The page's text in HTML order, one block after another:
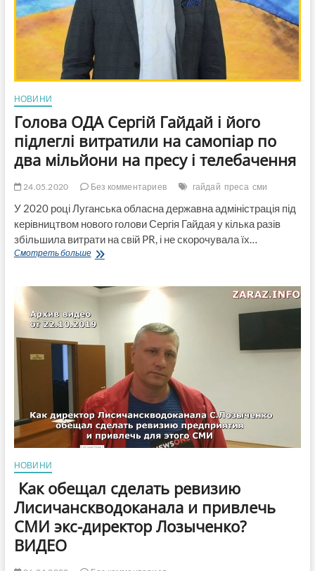
Черниговской
обладминистрации
НОВИНИ
Голова ОДА Сергій Гайдай і його
підлеглі витратили на самопіар по
два мільйони на пресу і телебачення
24.05.2020 Без комментариев гайдай преса сми
У 2020 році Луганська обласна державна адміністрація під
керівництвом нового голови Сергія Гайдая у кілька разів
збільшила витрати на свій PR, і не скорочувала їх…
Смотреть большеГолова
Гайдай
його
підлеглі
витратили
самопіар
два
мільйони
на
пресу
і
НОВИНИ
Как обещал сделать ревизию
Лисичанскводоканала и привлечь
СМИ экс-директор Лозыченко?
ВИДЕО